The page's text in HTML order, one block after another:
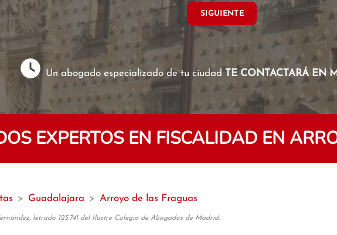
SIGUIENTE
Un abogado especializado de tu ciudad TE CONTACTARÁ EN
EXPERTOS EN FISCALIDAD EN
> Guadalajara > Arroyo de las Fraguas
letrado 125.741 del Ilustre Colegio de Abogados de Madrid.